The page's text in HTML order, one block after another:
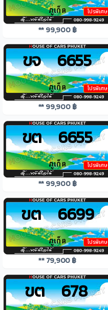
โปรพิเศษ
** 99,900 ฿
โปรพิเศษ
ขจ 6655
** 99,900 ฿
โปรพิเศษ
ขต 6655
** 99,900 ฿
โปรพิเศษ
ขต 6699
** 79,900 ฿
ขต 678